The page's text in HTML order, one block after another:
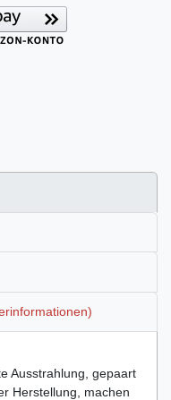
Ausstrahlung, gepaart
Herstellung, machen